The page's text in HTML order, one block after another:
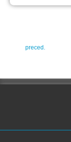
preced.